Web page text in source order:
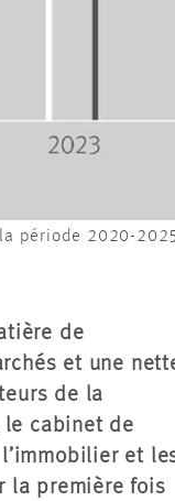
période 2020-
de
et une
de la
le cabinet de
et
la première fois